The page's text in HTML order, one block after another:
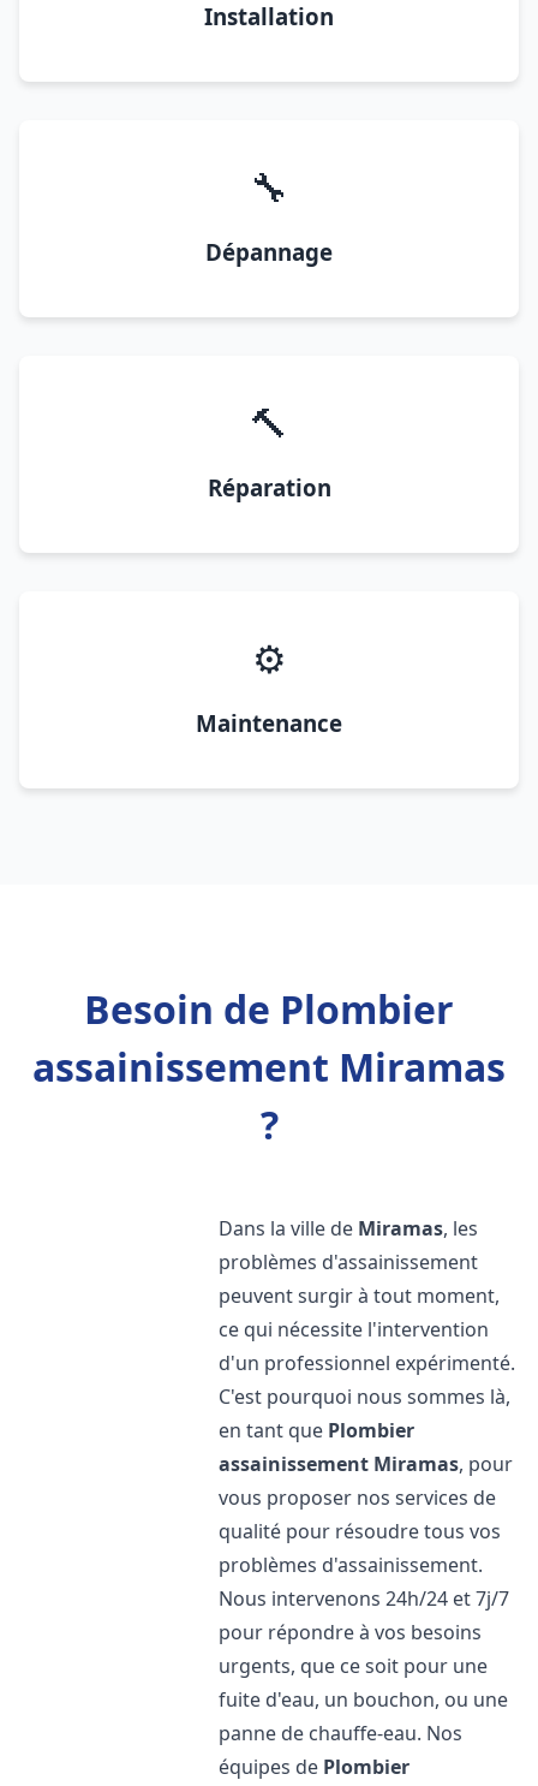
Installation
🔧
Dépannage
🔨
Réparation
⚙️
Maintenance
Besoin de Plombier
assainissement Miramas
?
Dans la ville de Miramas, les
problèmes d'assainissement
peuvent surgir à tout moment,
ce qui nécessite l'intervention
d'un professionnel expérimenté.
C'est pourquoi nous sommes là,
en tant que Plombier
assainissement Miramas, pour
vous proposer nos services de
qualité pour résoudre tous vos
problèmes d'assainissement.
Nous intervenons 24h/24 et 7j/7
pour répondre à vos besoins
urgents, que ce soit pour une
fuite d'eau, un bouchon, ou une
panne de chauffe-eau. Nos
équipes de Plombier